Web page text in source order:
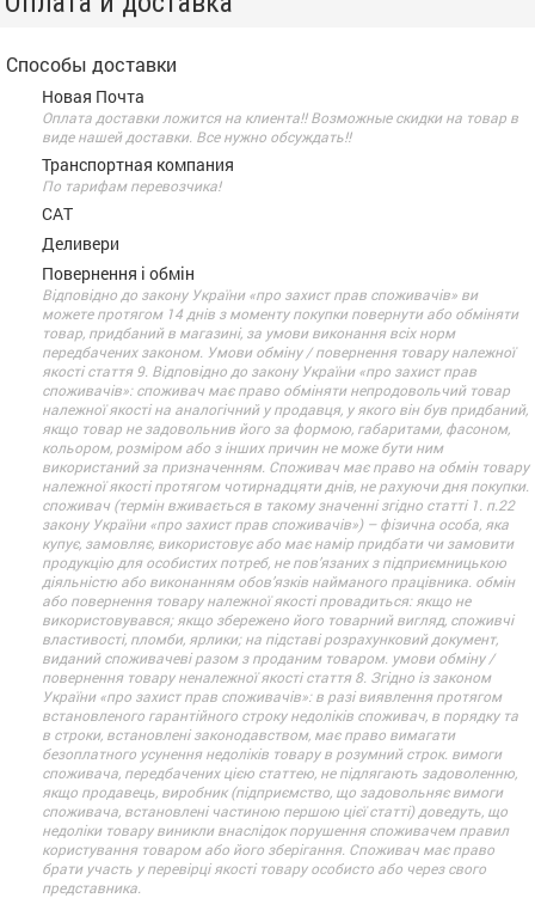
Способы доставки
Новая Почта
Оплата доставки ложится на клиента!! Возможные скидки на товар в
виде нашей доставки. Все нужно обсуждать!!
Транспортная компания
По тарифам перевозчика!
САТ
Деливери
Повернення і обмін
Відповідно до закону України «про захист прав споживачів» ви
можете протягом 14 днів з моменту покупки повернути або обміняти
товар, придбаний в магазині, за умови виконання всіх норм
передбачених законом. Умови обміну / повернення товару належної
якості стаття 9. Відповідно до закону України «про захист прав
споживачів»: споживач має право обміняти непродовольчий товар
належної якості на аналогічний у продавця, у якого він був придбаний,
якщо товар не задовольнив його за формою, габаритами, фасоном,
кольором, розміром або з інших причин не може бути ним
використаний за призначенням. Споживач має право на обмін товару
належної якості протягом чотирнадцяти днів, не рахуючи дня покупки.
споживач (термін вживається в такому значенні згідно статті 1. п.22
закону України «про захист прав споживачів») – фізична особа, яка
купує, замовляє, використовує або має намір придбати чи замовити
продукцію для особистих потреб, не пов’язаних з підприємницькою
діяльністю або виконанням обов’язків найманого працівника. обмін
або повернення товару належної якості провадиться: якщо не
використовувався; якщо збережено його товарний вигляд, споживчі
властивості, пломби, ярлики; на підставі розрахунковий документ,
виданий споживачеві разом з проданим товаром. умови обміну /
повернення товару неналежної якості стаття 8. Згідно із законом
України «про захист прав споживачів»: в разі виявлення протягом
встановленого гарантійного строку недоліків споживач, в порядку та
в строки, встановлені законодавством, має право вимагати
безоплатного усунення недоліків товару в розумний строк. вимоги
споживача, передбачених цією статтею, не підлягають задоволенню,
якщо продавець, виробник (підприємство, що задовольняє вимоги
споживача, встановлені частиною першою цієї статті) доведуть, що
недоліки товару виникли внаслідок порушення споживачем правил
користування товаром або його зберігання. Споживач має право
брати участь у перевірці якості товару особисто або через свого
представника.